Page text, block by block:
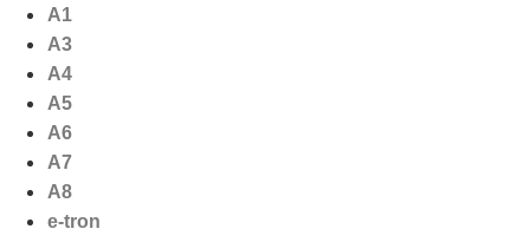
naar
inhoud
A1
A3
A4
A5
A6
A7
A8
e-tron